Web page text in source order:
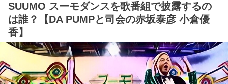
SUUMO スーモダンスを歌番組で披露するの
は誰？【DA PUMPと司会の赤坂泰彦 小倉優
香】